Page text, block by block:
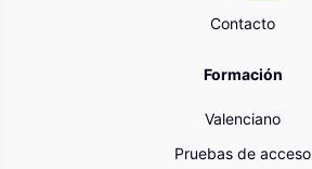
Contacto
Formación
Valenciano
Pruebas de acceso